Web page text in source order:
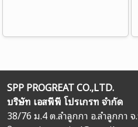
SPP PROGREAT CO.,LTD.
บริษัท เอสพีพี โปรเกรท จำกัด
38/76 ม.4 ต.ลำลูกกา อ.ลำลูกกา